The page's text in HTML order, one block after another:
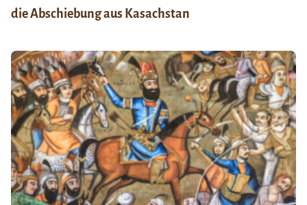
die Abschiebung aus Kasachstan